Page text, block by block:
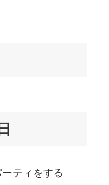
ティをする